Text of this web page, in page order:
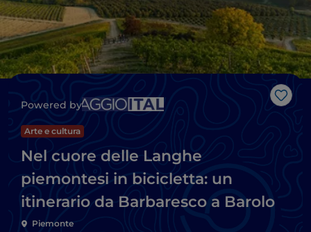
Like
Powered by
Arte e cultura
Nel cuore delle Langhe
piemontesi in bicicletta: un
itinerario da Barbaresco a Barolo
Piemonte